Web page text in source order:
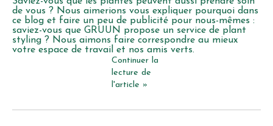
de vous ? Nous aimerions vous expliquer pourquoi dans
ce blog et faire un peu de publicité pour nous-mêmes :
saviez-vous que GRUUN propose un service de plant
styling ? Nous aimons faire correspondre au mieux
votre espace de travail et nos amis verts.
Continuer la
lecture de
l'article »